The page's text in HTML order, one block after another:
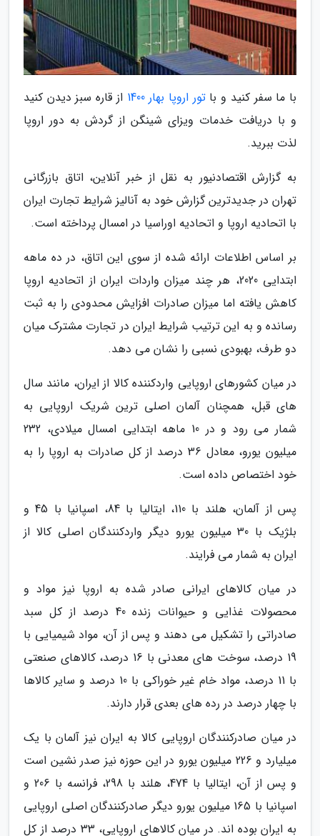
با ما سفر کنید و باتور اروپا بهار 1400
از قاره سبز دیدن کنید
و با دریافت خدمات ویزای شینگن از گردش به دور اروپا
لذت ببرید.
به گزارش اقتصادنیور به نقل از خبر آنلاین، اتاق بازرگانی
تهران در جدیدترین گزارش خود به آنالیز شرایط تجارت ایران
با اتحادیه اروپا و اتحادیه اوراسیا در امسال پرداخته است.
بر اساس اطلاعات ارائه شده از سوی این اتاق، در ده ماهه
ابتدایی 2020، هر چند میزان واردات ایران از اتحادیه اروپا
کاهش یافته اما میزان صادرات افزایش محدودی را به ثبت
رسانده و به این ترتیب شرایط ایران در تجارت مشترک میان
دو طرف، بهبودی نسبی را نشان می دهد.
در میان کشورهای اروپایی واردکننده کالا از ایران، مانند سال
های قبل، همچنان آلمان اصلی ترین شریک اروپایی به
شمار می رود و در 10 ماهه ابتدایی امسال میلادی، 232
میلیون یورو، معادل 36 درصد از کل صادرات به اروپا را به
خود اختصاص داده است.
پس از آلمان، هلند با 110، ایتالیا با 84، اسپانیا با 45 و
بلژیک با 30 میلیون یورو دیگر واردکنندگان اصلی کالا از
ایران به شمار می فرایند.
در میان کالاهای ایرانی صادر شده به اروپا نیز مواد و
محصولات غذایی و حیوانات زنده 40 درصد از کل سبد
صادراتی را تشکیل می دهند و پس از آن، مواد شیمیایی با
19 درصد، سوخت های معدنی با 16 درصد، کالاهای صنعتی
با 11 درصد، مواد خام غیر خوراکی با 10 درصد و سایر کالاها
با چهار درصد در رده های بعدی قرار دارند.
در میان صادرکنندگان اروپایی کالا به ایران نیز آلمان با یک
میلیارد و 226 میلیون یورو در این حوزه نیز صدر نشین است
و پس از آن، ایتالیا با 474، هلند با 298، فرانسه با 206 و
اسپانیا با 165 میلیون یورو دیگر صادرکنندگان اصلی اروپایی
به ایران بوده اند. در میان کالاهای اروپایی، 33 درصد از کل